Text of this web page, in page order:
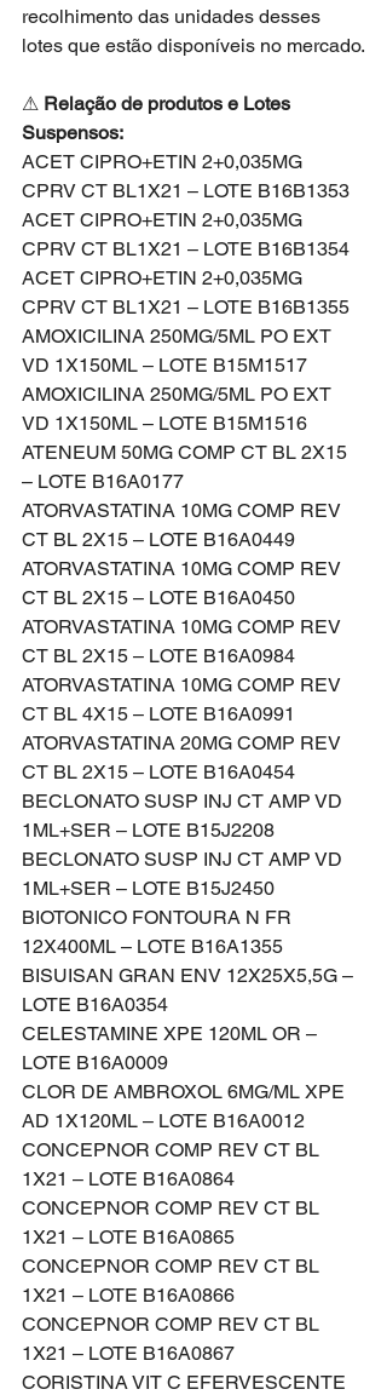
recolhimento das unidades desses
lotes que estão disponíveis no mercado.
⚠ Relação de produtos e Lotes
Suspensos:
ACET CIPRO+ETIN 2+0,035MG
CPRV CT BL1X21 – LOTE B16B1353
ACET CIPRO+ETIN 2+0,035MG
CPRV CT BL1X21 – LOTE B16B1354
ACET CIPRO+ETIN 2+0,035MG
CPRV CT BL1X21 – LOTE B16B1355
AMOXICILINA 250MG/5ML PO EXT
VD 1X150ML – LOTE B15M1517
AMOXICILINA 250MG/5ML PO EXT
VD 1X150ML – LOTE B15M1516
ATENEUM 50MG COMP CT BL 2X15
– LOTE B16A0177
ATORVASTATINA 10MG COMP REV
CT BL 2X15 – LOTE B16A0449
ATORVASTATINA 10MG COMP REV
CT BL 2X15 – LOTE B16A0450
ATORVASTATINA 10MG COMP REV
CT BL 2X15 – LOTE B16A0984
ATORVASTATINA 10MG COMP REV
CT BL 4X15 – LOTE B16A0991
ATORVASTATINA 20MG COMP REV
CT BL 2X15 – LOTE B16A0454
BECLONATO SUSP INJ CT AMP VD
1ML+SER – LOTE B15J2208
BECLONATO SUSP INJ CT AMP VD
1ML+SER – LOTE B15J2450
BIOTONICO FONTOURA N FR
12X400ML – LOTE B16A1355
BISUISAN GRAN ENV 12X25X5,5G –
LOTE B16A0354
CELESTAMINE XPE 120ML OR –
LOTE B16A0009
CLOR DE AMBROXOL 6MG/ML XPE
AD 1X120ML – LOTE B16A0012
CONCEPNOR COMP REV CT BL
1X21 – LOTE B16A0864
CONCEPNOR COMP REV CT BL
1X21 – LOTE B16A0865
CONCEPNOR COMP REV CT BL
1X21 – LOTE B16A0866
CONCEPNOR COMP REV CT BL
1X21 – LOTE B16A0867
CORISTINA VIT C EFERVESCENTE